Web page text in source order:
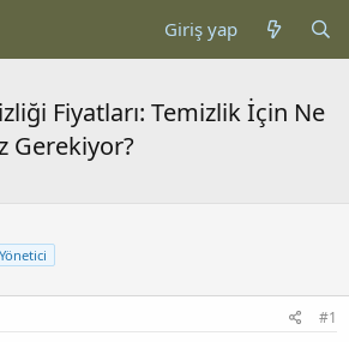
Giriş yap
Fiyatları: Temizlik İçin Ne
Gerekiyor?
Yönetici
#1